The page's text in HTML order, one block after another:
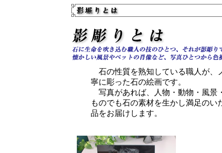
石の性質を熟知している職人が、
寧に彫った石の絵画です。
写真があれば、人物・動物・風景
ものでも石の素材を生かし満足のい
品をお届けします。